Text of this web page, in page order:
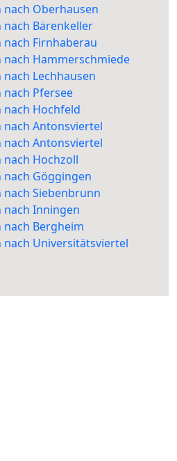
Oberhausen
nach Bärenkeller
Firnhaberau
Hammerschmiede
Lechhausen
Pfersee
nach Hochfeld
nach Antonsviertel
nach Antonsviertel
nach Hochzoll
nach Göggingen
Siebenbrunn
nach Inningen
nach Bergheim
nach Universitätsviertel